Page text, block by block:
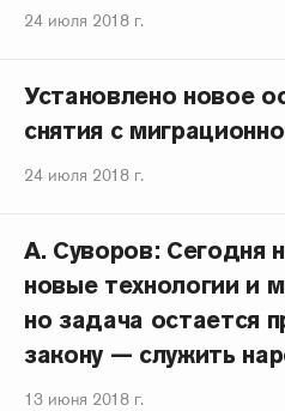
24 июля 2018 г.
Установлено новое
снятия с
24 июля 2018 г.
А. Суворов: Сегодня
новые технологии и
но задача остается
закону — служить
13 июня 2018 г.